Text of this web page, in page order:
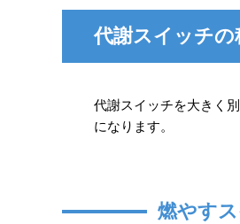
代謝スイッチの
代謝スイッチを大きく
になります。
燃やす